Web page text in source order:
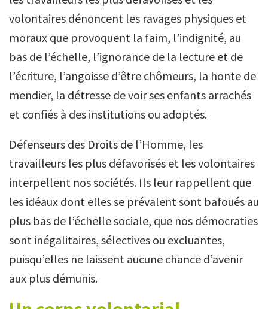
volontaires dénoncent les ravages physiques et
moraux que provoquent la faim, l’indignité, au
bas de l’échelle, l’ignorance de la lecture et de
l’écriture, l’angoisse d’être chômeurs, la honte de
mendier, la détresse de voir ses enfants arrachés
et confiés à des institutions ou adoptés.
Défenseurs des Droits de l’Homme, les
travailleurs les plus défavorisés et les volontaires
interpellent nos sociétés. Ils leur rappellent que
les idéaux dont elles se prévalent sont bafoués au
plus bas de l’échelle sociale, que nos démocraties
sont inégalitaires, sélectives ou excluantes,
puisqu’elles ne laissent aucune chance d’avenir
aux plus démunis.